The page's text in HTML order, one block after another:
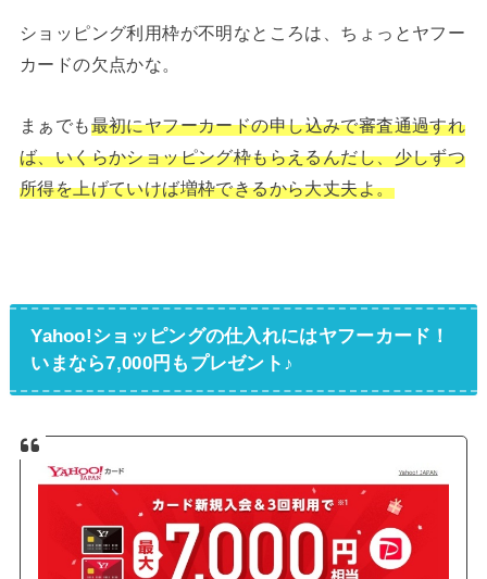
ショッピング利用枠が不明なところは、ちょっとヤフー
カードの欠点かな。
まぁでも最初にヤフーカードの申し込みで審査通過すれ
ば、いくらかショッピング枠もらえるんだし、少しずつ
所得を上げていけば増枠できるから大丈夫よ。
Yahoo!ショッピングの仕入れにはヤフーカード！
いまなら7,000円もプレゼント♪